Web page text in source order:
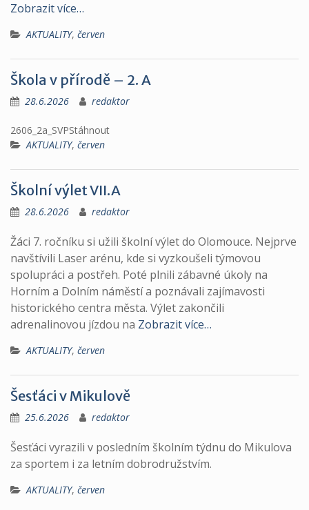
Zobrazit více…
AKTUALITY, červen
Škola v přírodě – 2. A
28.6.2026 redaktor
2606_2a_SVPStáhnout
AKTUALITY, červen
Školní výlet VII.A
28.6.2026 redaktor
Žáci 7. ročníku si užili školní výlet do Olomouce. Nejprve
navštívili Laser arénu, kde si vyzkoušeli týmovou
spolupráci a postřeh. Poté plnili zábavné úkoly na
Horním a Dolním náměstí a poznávali zajímavosti
historického centra města. Výlet zakončili
adrenalinovou jízdou na Zobrazit více…
AKTUALITY, červen
Šesťáci v Mikulově
25.6.2026 redaktor
Šesťáci vyrazili v posledním školním týdnu do Mikulova
za sportem i za letním dobrodružstvím.
AKTUALITY, červen